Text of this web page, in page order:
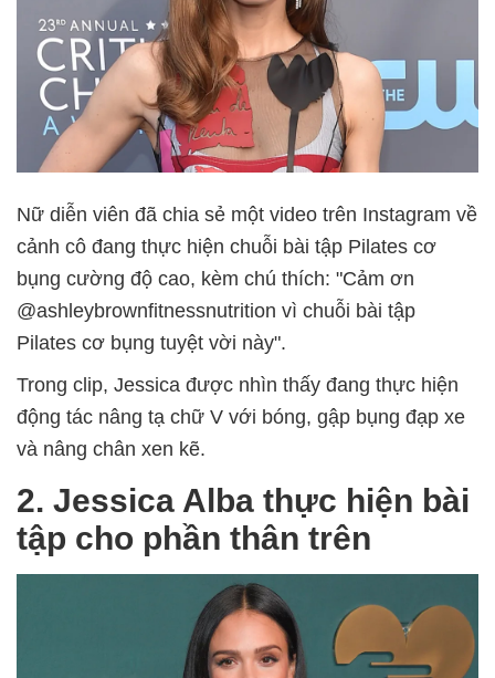
Nữ diễn viên đã chia sẻ một video trên Instagram về
cảnh cô đang thực hiện chuỗi bài tập Pilates cơ
bụng cường độ cao, kèm chú thích: "Cảm ơn
@ashleybrownfitnessnutrition vì chuỗi bài tập
Pilates cơ bụng tuyệt vời này".
Trong clip, Jessica được nhìn thấy đang thực hiện
động tác nâng tạ chữ V với bóng, gập bụng đạp xe
và nâng chân xen kẽ.
2. Jessica Alba thực hiện bài
tập cho phần thân trên